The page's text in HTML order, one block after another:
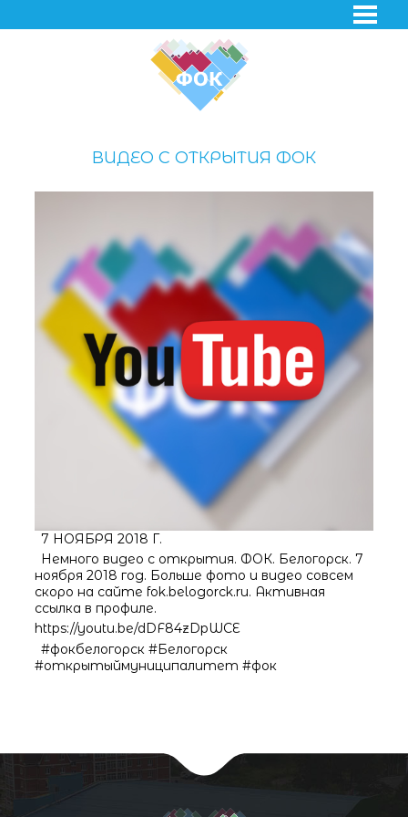
ВИДЕО С ОТКРЫТИЯ ФОК
7 НОЯБРЯ 2018 Г.
Немного видео с открытия. ФОК. Белогорск. 7
ноября 2018 год. Больше фото и видео совсем
скоро на сайте fok.belogorck.ru. Активная
ссылка в профиле.
https://youtu.be/dDF84zDpWCE
#фокбелогорск #Белогорск
#открытыймуниципалитет #фок